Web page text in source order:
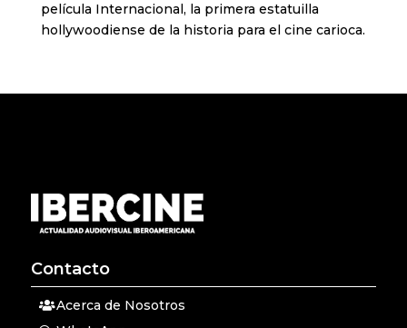
película Internacional, la primera estatuilla
hollywoodiense de la historia para el cine carioca.
Contacto
Acerca de Nosotros